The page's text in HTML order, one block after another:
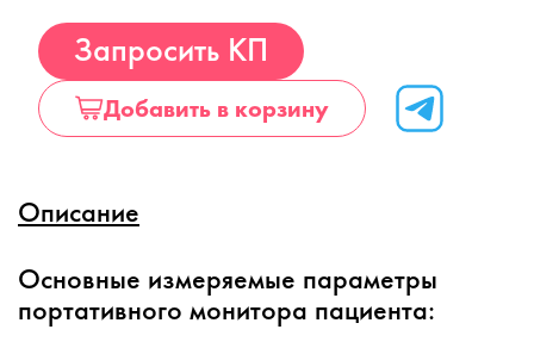
Запросить КП
Добавить в корзину
Описание
Основные измеряемые параметры
портативного монитора пациента: